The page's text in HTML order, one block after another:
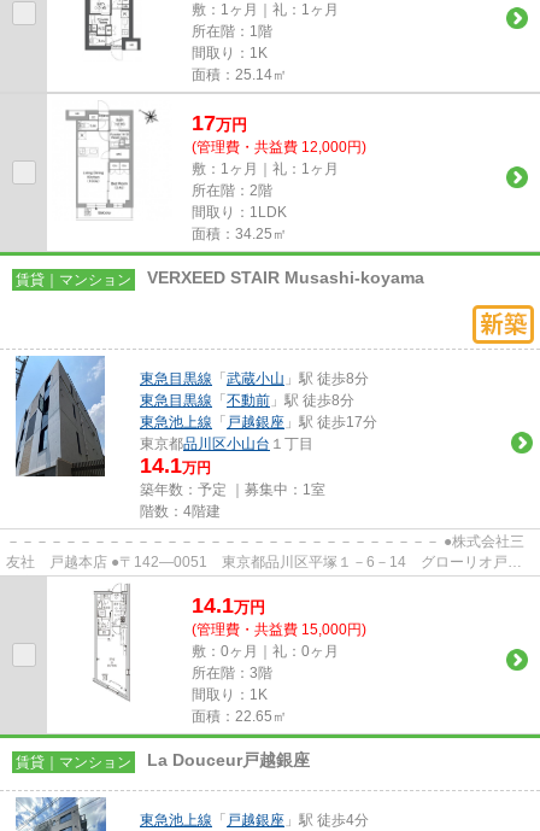
敷：1ヶ月｜礼：1ヶ月
所在階：1階
間取り：1K
面積：25.14㎡
17万円
(管理費・共益費 12,000円)
敷：1ヶ月｜礼：1ヶ月
所在階：2階
間取り：1LDK
面積：34.25㎡
賃貸｜マンション VERXEED STAIR Musashi-koyama
東急目黒線 「 武蔵小山 」駅 徒歩8分
東急目黒線 「 不動前 」駅 徒歩8分
東急池上線 「 戸越銀座 」駅 徒歩17分
東京都品川区小山台 １丁目
14.1万円
築年数：予定 ｜募集中： 1室
階数：4階建
－－－－－－－－－－－－－－－－－－－－－－－－－－－－－－ ●株式会社三
友社 戸越本店 ●〒142―0051 東京都品川区平塚１－6－14 グローリオ戸越
銀座1階 ●TEL：03-3783-1218...
14.1万円
(管理費・共益費 15,000円)
敷：0ヶ月｜礼：0ヶ月
所在階：3階
間取り：1K
面積：22.65㎡
賃貸｜マンション La Douceur戸越銀座
東急池上線 「 戸越銀座 」駅 徒歩4分